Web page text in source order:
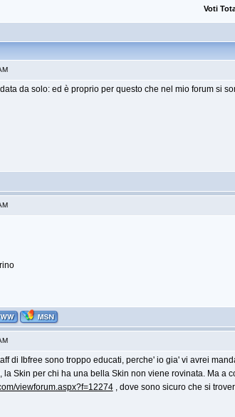
Voti
da solo: ed è proprio per questo che nel mio forum si
di Ibfree sono troppo educati, perche' io gia' vi avrei
la Skin per chi ha una bella Skin non viene rovinata. Ma
viewforum.aspx?f=12274, dove sono sicuro che si